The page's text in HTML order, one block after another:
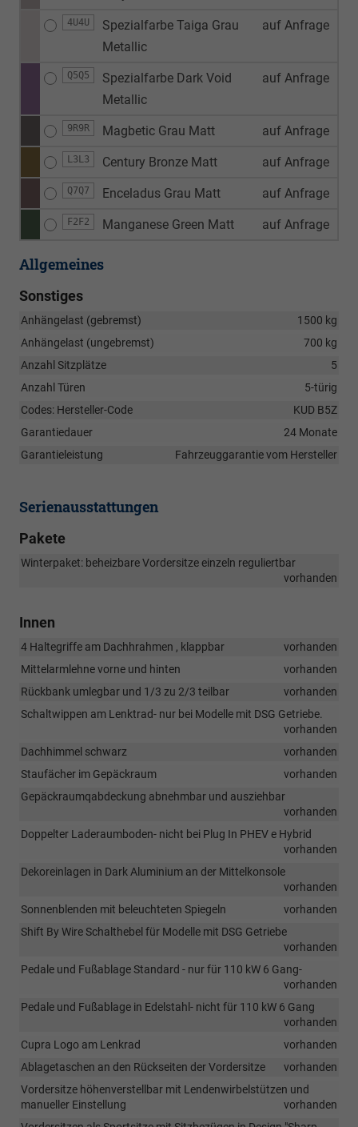
4U4U
Spezialfarbe Taiga Grau
Metallic
auf Anfrage
Q5Q5
Spezialfarbe Dark Void
Metallic
auf Anfrage
9R9R Magbetic Grau Matt auf Anfrage
L3L3 Century Bronze Matt auf Anfrage
Q7Q7 Enceladus Grau Matt auf Anfrage
F2F2 Manganese Green Matt auf Anfrage
Allgemeines
Sonstiges
Anhängelast (gebremst)
1500 kg
Anhängelast (ungebremst)
700 kg
Anzahl Sitzplätze
5
Anzahl Türen
5-türig
Codes: Hersteller-Code
KUD B5Z
Garantiedauer
24 Monate
Garantieleistung
Fahrzeuggarantie vom Hersteller
Serienausstattungen
Pakete
Winterpaket: beheizbare Vordersitze einzeln reguliertbar
vorhanden
Innen
4 Haltegriffe am Dachhrahmen , klappbar
vorhanden
Mittelarmlehne vorne und hinten
vorhanden
Rückbank umlegbar und 1/3 zu 2/3 teilbar
vorhanden
Schaltwippen am Lenktrad- nur bei Modelle mit DSG Getriebe.
vorhanden
Dachhimmel schwarz
vorhanden
Staufächer im Gepäckraum
vorhanden
Gepäckraumqabdeckung abnehmbar und ausziehbar
vorhanden
Doppelter Laderaumboden- nicht bei Plug In PHEV e Hybrid
vorhanden
Dekoreinlagen in Dark Aluminium an der Mittelkonsole
vorhanden
Sonnenblenden mit beleuchteten Spiegeln
vorhanden
Shift By Wire Schalthebel für Modelle mit DSG Getriebe
vorhanden
Pedale und Fußablage Standard - nur für 110 kW 6 Gang-
vorhanden
Pedale und Fußablage in Edelstahl- nicht für 110 kW 6 Gang
vorhanden
Cupra Logo am Lenkrad
vorhanden
Ablagetaschen an den Rückseiten der Vordersitze
vorhanden
Vordersitze höhenverstellbar mit Lendenwirbelstützen und
manueller Einstellung
vorhanden